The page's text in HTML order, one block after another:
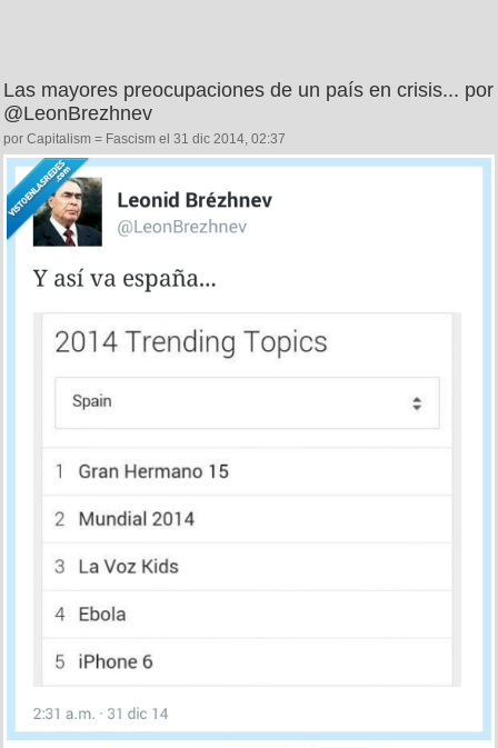
Las mayores preocupaciones de un país en crisis... por
@LeonBrezhnev
por Capitalism = Fascism el 31 dic 2014, 02:37